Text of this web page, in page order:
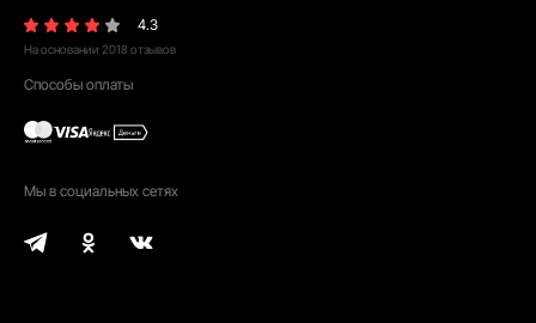
4.3
На основании 2018 отзывов
Способы оплаты
Мы в социальных сетях